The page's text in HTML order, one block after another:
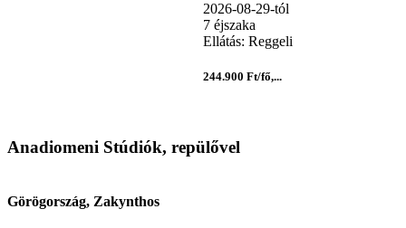
2026-08-29-tól
7 éjszaka
Ellátás: Reggeli
244.900 Ft/fő,...
Anadiomeni Stúdiók, repülővel
Görögország, Zakynthos